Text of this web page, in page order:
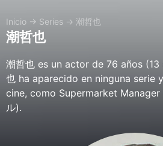
Inicio → Series → 潮哲也
潮哲也
潮哲也 es un actor de 76 años
也 ha aparecido en ninguna serie
cine, como Supermarket
ル).